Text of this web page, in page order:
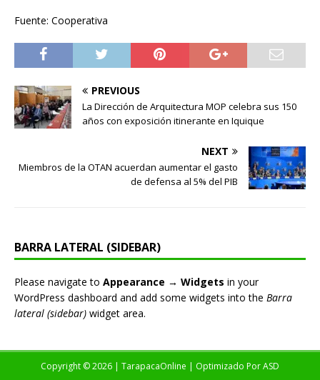
Fuente: Cooperativa
PREVIOUS
La Dirección de Arquitectura MOP celebra sus 150
años con exposición itinerante en Iquique
NEXT
Miembros de la OTAN acuerdan aumentar el gasto
de defensa al 5% del PIB
BARRA LATERAL (SIDEBAR)
Please navigate to Appearance → Widgets in your
WordPress dashboard and add some widgets into the Barra
lateral (sidebar) widget area.
Copyright © 2026 | TarapacaOnline | Optimizado PorASD